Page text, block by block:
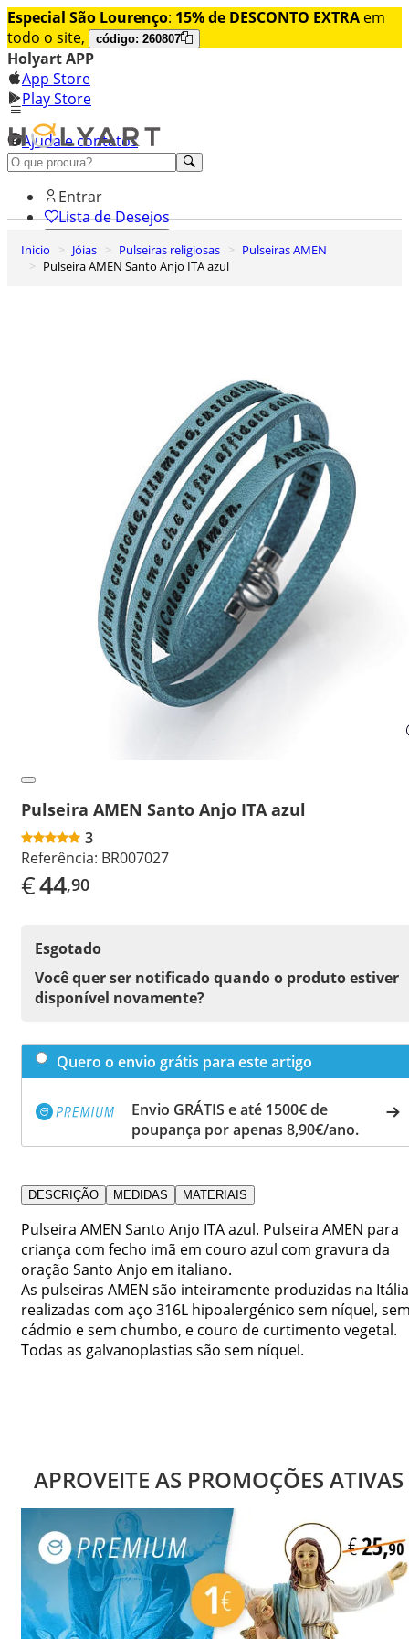
Especial São Lourenço: 15% de DESCONTO EXTRA em
todo o site,
código: 260807
Holyart APP
App Store
Play Store
Ajuda e contatos
Conheça premium
Entrar
Lista de Desejos
0
Carrinho de Compras
Inicio Jóias Pulseiras religiosas
Pulseiras AMEN
Pulseira AMEN Santo Anjo ITA azul
Pulseira AMEN Santo Anjo ITA azul
3
Referência: BR007027
€44,90
Esgotado
Você quer ser notificado quando o produto estiver
disponível novamente?
Quero o envio grátis para este artigo
Envio GRÁTIS e até 1500€ de
poupança por apenas 8,90€/ano.
DESCRIÇÃO MEDIDAS MATERIAIS
Pulseira AMEN Santo Anjo ITA azul. Pulseira AMEN para
criança com fecho imã em couro azul com gravura da
oração Santo Anjo em italiano.
As pulseiras AMEN são inteiramente produzidas na
realizadas com aço 316L hipoalergénico sem níquel,
cádmio e sem chumbo, e couro de curtimento vegetal.
Todas as galvanoplastias são sem níquel.
APROVEITE AS PROMOÇÕES ATIVAS